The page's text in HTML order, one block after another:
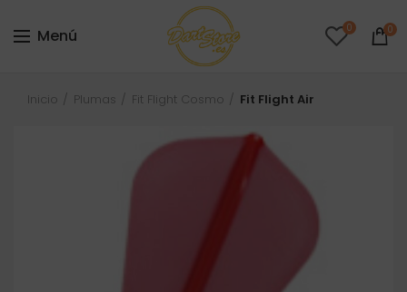
Menú 0 0
Inicio Plumas Fit Flight Cosmo Fit Flight Air